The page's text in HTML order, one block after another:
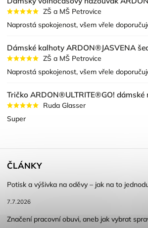
ZŠ a MŠ Petrovice
Naprostá spokojenost, všem vřele
Dámské kalhoty ARDON®JASVENA
ZŠ a MŠ Petrovice
Naprostá spokojenost, všem vřele
Tričko ARDON®ULTRITE®GO! dámské
Ruda Glasser
Super
ČLÁNKY
Potisk a výšivka na oděvy – jak na to
7.7.2026
Značení pracovní obuvi, aneb jak vybrat